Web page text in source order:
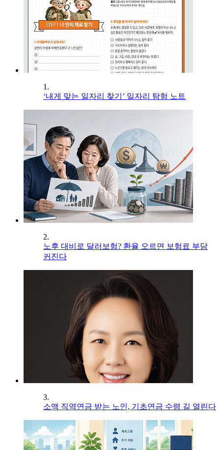
1.
‘내게 맞는 일자리 찾기’ 일자리 탐험 노트
2.
노후 대비로 달러보험? 환율 오르면 보험료 부담
커진다
3.
소액 직역연금 받는 노인, 기초연금 수령 길 열린다